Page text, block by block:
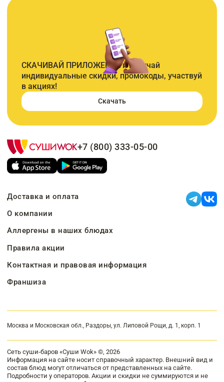
СКАЧИВАЙ ПРИЛОЖЕНИЕ и получай
индивидуальные скидки, промокоды, участвуй
в акциях!
Скачать
+7 (800) 333-05-00
Доставка и оплата
О компании
Аллергены в наших блюдах
Правила акции
Контактная и правовая информация
Франшиза
Москва и Московская обл., Раздоры, ул. Липовой Рощи, д. 1, корп. 1
Сеть суши-баров «Суши Wok» ©, 2026
Информация на сайте носит справочный характер. Внешний вид и
состав блюд могут отличаться от представленных на сайте.
Подробности у операторов. Акции и скидки не суммируются и не